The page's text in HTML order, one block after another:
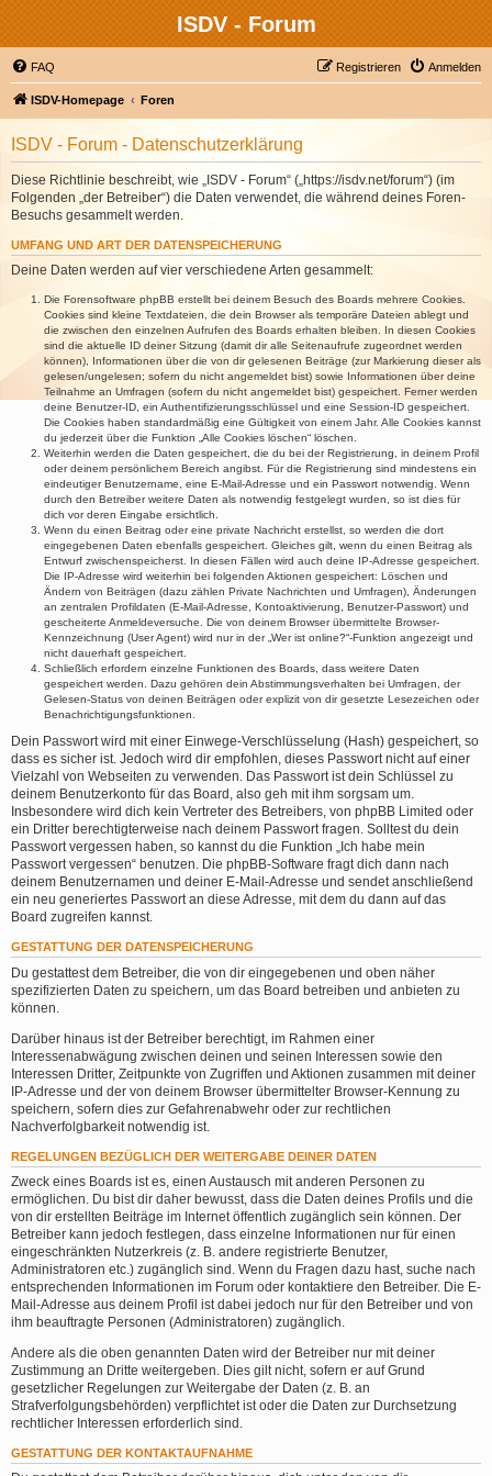
ISDV - Forum
FAQ Anmelden
Registrieren
ISDV-Homepage Foren
ISDV - Forum - Datenschutzerklärung
Diese Richtlinie beschreibt, wie „ISDV - Forum“ („https://isdv.net/forum“) (im
Folgenden „der Betreiber“) die Daten verwendet, die während deines Foren-
Besuchs gesammelt werden.
UMFANG UND ART DER DATENSPEICHERUNG
Deine Daten werden auf vier verschiedene Arten gesammelt:
Die Forensoftware phpBB erstellt bei deinem Besuch des Boards mehrere Cookies.
Cookies sind kleine Textdateien, die dein Browser als temporäre Dateien ablegt und
die zwischen den einzelnen Aufrufen des Boards erhalten bleiben. In diesen Cookies
sind die aktuelle ID deiner Sitzung (damit dir alle Seitenaufrufe zugeordnet werden
können), Informationen über die von dir gelesenen Beiträge (zur Markierung dieser als
gelesen/ungelesen; sofern du nicht angemeldet bist) sowie Informationen über deine
Teilnahme an Umfragen (sofern du nicht angemeldet bist) gespeichert. Ferner werden
deine Benutzer-ID, ein Authentifizierungsschlüssel und eine Session-ID gespeichert.
Die Cookies haben standardmäßig eine Gültigkeit von einem Jahr. Alle Cookies kannst
du jederzeit über die Funktion „Alle Cookies löschen“ löschen.
Weiterhin werden die Daten gespeichert, die du bei der Registrierung, in deinem Profil
oder deinem persönlichem Bereich angibst. Für die Registrierung sind mindestens ein
eindeutiger Benutzername, eine E-Mail-Adresse und ein Passwort notwendig. Wenn
durch den Betreiber weitere Daten als notwendig festgelegt wurden, so ist dies für
dich vor deren Eingabe ersichtlich.
Wenn du einen Beitrag oder eine private Nachricht erstellst, so werden die dort
eingegebenen Daten ebenfalls gespeichert. Gleiches gilt, wenn du einen Beitrag als
Entwurf zwischenspeicherst. In diesen Fällen wird auch deine IP-Adresse gespeichert.
Die IP-Adresse wird weiterhin bei folgenden Aktionen gespeichert: Löschen und
Ändern von Beiträgen (dazu zählen Private Nachrichten und Umfragen), Änderungen
an zentralen Profildaten (E-Mail-Adresse, Kontoaktivierung, Benutzer-Passwort) und
gescheiterte Anmeldeversuche. Die von deinem Browser übermittelte Browser-
Kennzeichnung (User Agent) wird nur in der „Wer ist online?“-Funktion angezeigt und
nicht dauerhaft gespeichert.
Schließlich erfordern einzelne Funktionen des Boards, dass weitere Daten
gespeichert werden. Dazu gehören dein Abstimmungsverhalten bei Umfragen, der
Gelesen-Status von deinen Beiträgen oder explizit von dir gesetzte Lesezeichen oder
Benachrichtigungsfunktionen.
Dein Passwort wird mit einer Einwege-Verschlüsselung (Hash) gespeichert, so
dass es sicher ist. Jedoch wird dir empfohlen, dieses Passwort nicht auf einer
Vielzahl von Webseiten zu verwenden. Das Passwort ist dein Schlüssel zu
deinem Benutzerkonto für das Board, also geh mit ihm sorgsam um.
Insbesondere wird dich kein Vertreter des Betreibers, von phpBB Limited oder
ein Dritter berechtigterweise nach deinem Passwort fragen. Solltest du dein
Passwort vergessen haben, so kannst du die Funktion „Ich habe mein
Passwort vergessen“ benutzen. Die phpBB-Software fragt dich dann nach
deinem Benutzernamen und deiner E-Mail-Adresse und sendet anschließend
ein neu generiertes Passwort an diese Adresse, mit dem du dann auf das
Board zugreifen kannst.
GESTATTUNG DER DATENSPEICHERUNG
Du gestattest dem Betreiber, die von dir eingegebenen und oben näher
spezifizierten Daten zu speichern, um das Board betreiben und anbieten zu
können.
Darüber hinaus ist der Betreiber berechtigt, im Rahmen einer
Interessenabwägung zwischen deinen und seinen Interessen sowie den
Interessen Dritter, Zeitpunkte von Zugriffen und Aktionen zusammen mit deiner
IP-Adresse und der von deinem Browser übermittelter Browser-Kennung zu
speichern, sofern dies zur Gefahrenabwehr oder zur rechtlichen
Nachverfolgbarkeit notwendig ist.
REGELUNGEN BEZÜGLICH DER WEITERGABE DEINER DATEN
Zweck eines Boards ist es, einen Austausch mit anderen Personen zu
ermöglichen. Du bist dir daher bewusst, dass die Daten deines Profils und die
von dir erstellten Beiträge im Internet öffentlich zugänglich sein können. Der
Betreiber kann jedoch festlegen, dass einzelne Informationen nur für einen
eingeschränkten Nutzerkreis (z. B. andere registrierte Benutzer,
Administratoren etc.) zugänglich sind. Wenn du Fragen dazu hast, suche nach
entsprechenden Informationen im Forum oder kontaktiere den Betreiber. Die E-
Mail-Adresse aus deinem Profil ist dabei jedoch nur für den Betreiber und von
ihm beauftragte Personen (Administratoren) zugänglich.
Andere als die oben genannten Daten wird der Betreiber nur mit deiner
Zustimmung an Dritte weitergeben. Dies gilt nicht, sofern er auf Grund
gesetzlicher Regelungen zur Weitergabe der Daten (z. B. an
Strafverfolgungsbehörden) verpflichtet ist oder die Daten zur Durchsetzung
rechtlicher Interessen erforderlich sind.
GESTATTUNG DER KONTAKTAUFNAHME